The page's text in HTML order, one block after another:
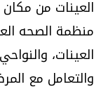
العينات من
منظمة الصحه
العينات،
والتعامل مع